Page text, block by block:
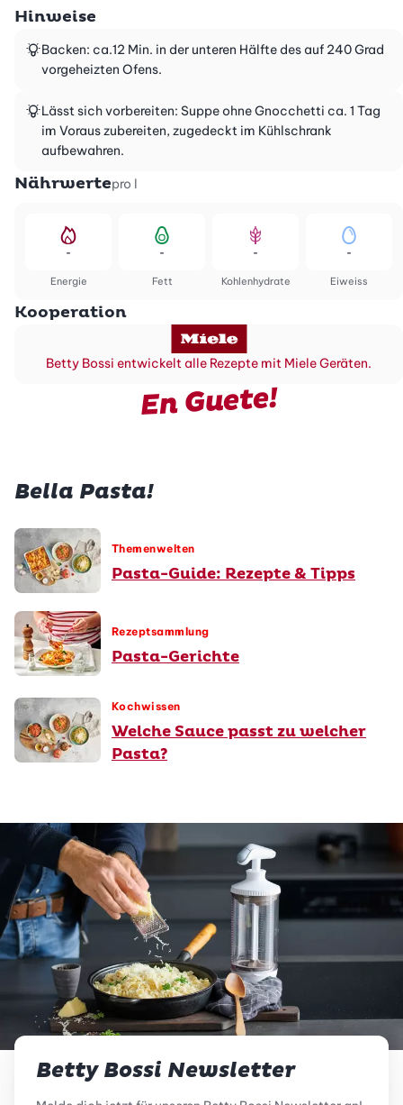
Hinweise
Backen: ca.12 Min. in der unteren Hälfte des auf 240 Grad
vorgeheizten Ofens.
Lässt sich vorbereiten: Suppe ohne Gnocchetti ca. 1 Tag
im Voraus zubereiten, zugedeckt im Kühlschrank
aufbewahren.
Nährwertepro l
Energie
-
Fett
-
Kohlenhydrate
-
Eiweiss
-
Kooperation
Betty Bossi entwickelt alle Rezepte mit Miele Geräten.
En Guete!
Bella Pasta!
Themenwelten
Pasta-Guide: Rezepte & Tipps
Rezeptsammlung
Pasta-Gerichte
Kochwissen
Welche Sauce passt zu welcher
Pasta?
Betty Bossi Newsletter